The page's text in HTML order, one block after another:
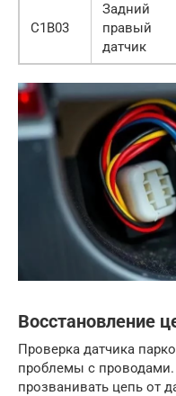
C1B03
Задний
правый
датчик
Восстановление
Проверка датчика
проблемы с
прозванивать цепь от